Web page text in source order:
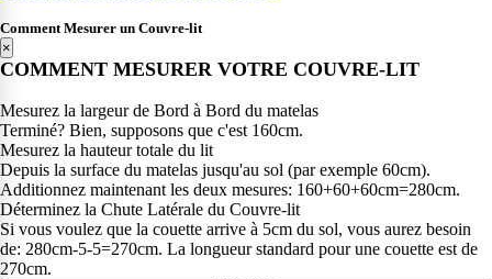
Comment Mesurer un Couvre-lit
×
COMMENT MESURER VOTRE COUVRE-LIT
Mesurez la largeur de Bord à Bord du matelas
Terminé? Bien, supposons que c'est 160cm.
Mesurez la hauteur totale du lit
Depuis la surface du matelas jusqu'au sol (par exemple 60cm).
Additionnez maintenant les deux mesures: 160+60+60cm=280cm.
Déterminez la Chute Latérale du Couvre-lit
Si vous voulez que la couette arrive à 5cm du sol, vous aurez besoin
de: 280cm-5-5=270cm. La longueur standard pour une couette est de
270cm.